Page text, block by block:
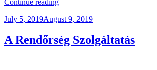
–
Felvonás!”
Posted
July 5, 2019August 9, 2019
A Rendőrség Szolgáltatás